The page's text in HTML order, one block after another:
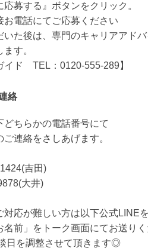
応募する』ボタンをクリック。
お電話にてご応募ください
いた後は、専門のキャリアアド
す。
イド TEL：0120-555-289】
絡
どちらかの電話番号にて
連絡をさしあげます。
吉田)
大井)
対応が難しい方は以下公式LINE
名前」をトーク画面にてお送り
日を調整させて頂きます◎